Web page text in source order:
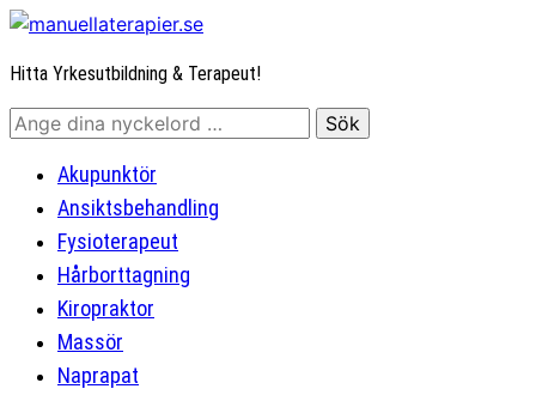
Hitta Yrkesutbildning & Terapeut!
Akupunktör
Ansiktsbehandling
Fysioterapeut
Hårborttagning
Kiropraktor
Massör
Naprapat